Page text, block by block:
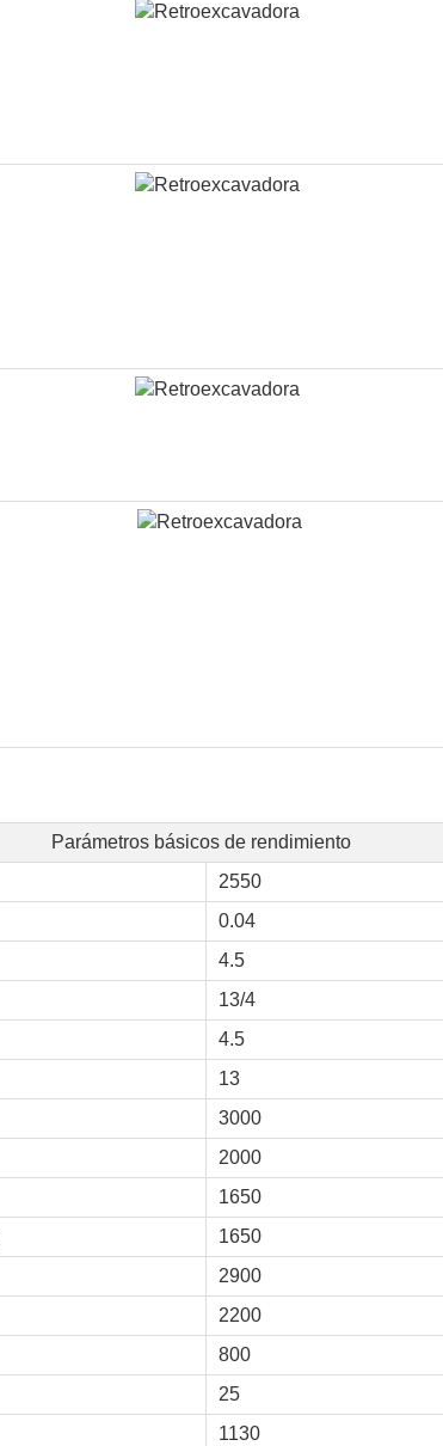
Parámetros básicos de rendimiento
2550
0.04
4.5
13/4
4.5
13
3000
2000
1650
1650
2900
2200
800
25
1130